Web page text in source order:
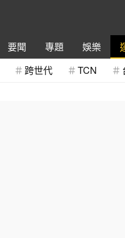
要聞 專題 娛樂
跨世代 TCN